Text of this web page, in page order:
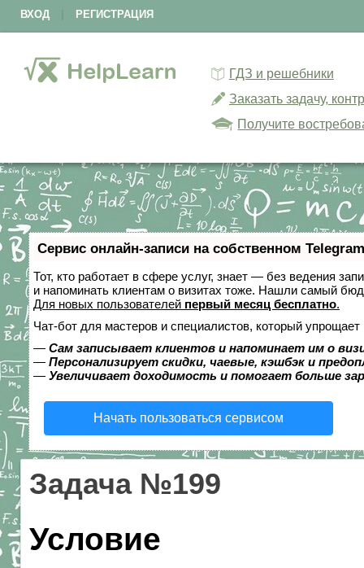
ВХОД РЕГИСТРАЦИЯ
ГДЗ и решебники
Заказать задачу,
Получите
Сервис онлайн-записи на собственном
Тот, кто работает в сфере услуг, знает — без ведения
и напоминать клиентам о визитах тоже. Нашли самый
Для новых пользователей первый месяц бесплатно.
Чат-бот для мастеров и специалистов, который упрощает
— Сам записывает клиентов и напоминает им о
— Персонализирует скидки, чаевые, кэшбэк и
— Увеличивает доходимость и помогает больше
Начать пользоваться сервисом
Задача №199
Условие